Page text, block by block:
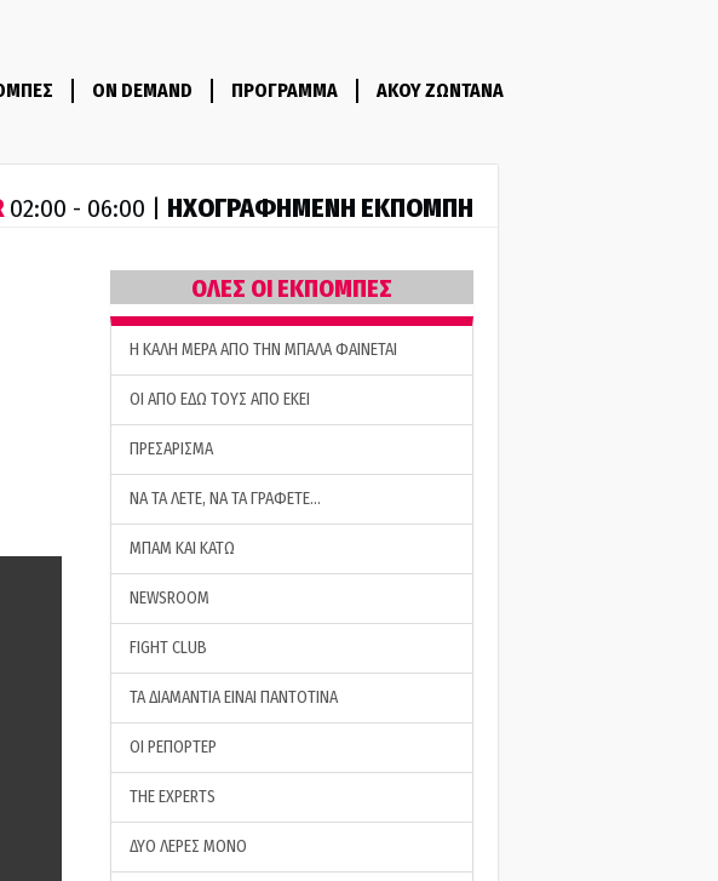
ON DEMAND ΠΡΟΓΡΑΜΜΑ ΑΚΟΥ ΖΩΝΤΑΝΑ
02:00 - 06:00 | ΗΧΟΓΡΑΦΗΜΕΝΗ ΕΚΠΟΜΠΗ
ΟΛΕΣ ΟΙ ΕΚΠΟΜΠΕΣ
H ΚΑΛΗ ΜΕΡΑ ΑΠΟ ΤΗΝ ΜΠΑΛΑ ΦΑΙΝΕΤΑΙ
ΟΙ ΑΠΟ ΕΔΩ ΤΟΥΣ ΑΠΟ ΕΚΕΙ
ΠΡΕΣΑΡΙΣΜΑ
ΝΑ ΤΑ ΛΕΤΕ, ΝΑ ΤΑ ΓΡΑΦΕΤΕ…
ΜΠΑΜ ΚΑΙ ΚΑΤΩ
NEWSROOM
FIGHT CLUB
ΤΑ ΔΙΑΜΑΝΤΙΑ ΕΙΝΑΙ ΠΑΝΤΟΤΙΝΑ
ΟΙ ΡΕΠΟΡΤΕΡ
THE EXPERTS
ΔΥΟ ΛΕΡΕΣ ΜΟΝΟ